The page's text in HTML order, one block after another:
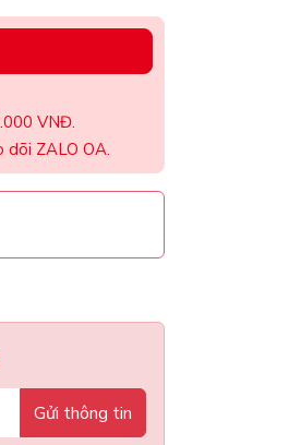
VNĐ.
dõi ZALO OA.
Gửi thông tin